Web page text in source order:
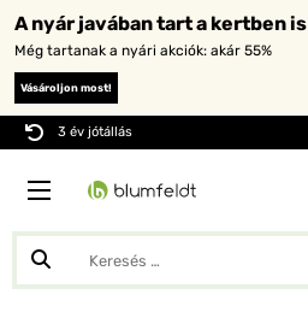
A nyár javában tart a kertben is
Még tartanak a nyári akciók: akár 55%
Vásároljon most!
3 év jótállás